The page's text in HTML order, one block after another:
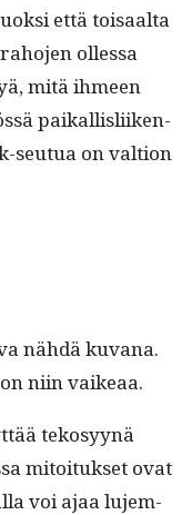
että toisaal­ta
ollessa
mitä ihmeen
paikallis­li­iken­
seu­tua on val­tion
nähdä kuvana.
niin vaikeaa.
tekosyynä
mitoituk­set ovat
voi ajaa lujem­